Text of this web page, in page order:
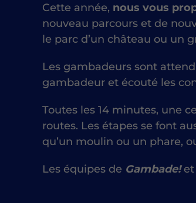
Cette année, nous vous
nouveau parcours et de
le parc d’un château ou un
Les gambadeurs sont
gambadeur et écouté les
Toutes les 14 minutes, une
routes. Les étapes se font
qu’un moulin ou un phare,
Les équipes de Gambade!et